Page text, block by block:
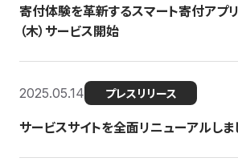
寄付体験を革新するスマート寄付アプリ
（木）サービス開始
2025.05.14 プレスリリース
サービスサイトを全面リニューアルしま